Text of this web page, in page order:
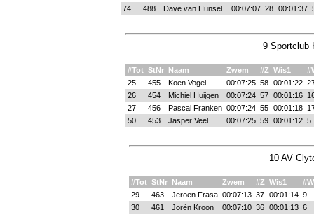
74
488 Dave van Hunsel 00:07:07 28 00:01:37
9 Sportclub
#Tot StNr Naam Zwem #Z Wis1
25
455 Koen Vogel 00:07:25 58 00:01:22
26
454 Michiel Huijgen 00:07:24 57 00:01:16
27
456 Pascal Franken 00:07:24 55 00:01:18
50
453 Jasper Veel 00:07:25 59 00:01:12 5
10 AV
#Tot StNr Naam Zwem #Z Wis1
29
463 Jeroen Frasa 00:07:13 37 00:01:14 9
30
461 Jorèn Kroon 00:07:10 36 00:01:13 6